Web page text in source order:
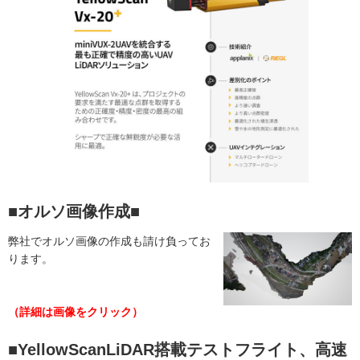
■オルソ画像作成■
弊社でオルソ画像の作成も請け負ってお
ります。
（詳細は画像をクリック）
■YellowScanLiDAR搭載テストフライト、高速